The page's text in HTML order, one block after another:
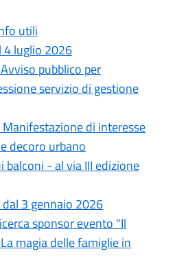
utili
4 luglio 2026
pubblico per
servizio di gestione
di interesse
decoro urbano
balconi - al via III edizione
3 gennaio 2026
sponsor evento "Il
magia delle famiglie in